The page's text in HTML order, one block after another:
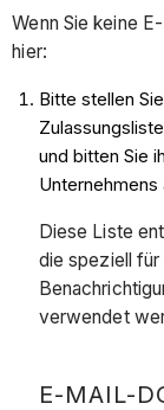
Wenn Sie keine
hier:
Bitte stellen
und bitten Sie
Unternehmens
Diese Liste
die speziell
verwendet
E-MAIL-